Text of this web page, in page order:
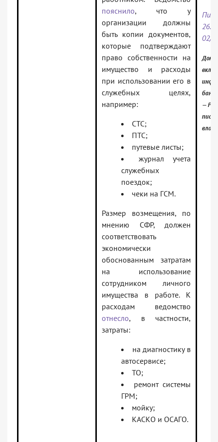
пояснило, что у
организации должны
быть копии документов,
которые подтверждают
право собственности на
имущество и расходы
при использовании его в
служебных целях,
например:
СТС;
ПТС;
путевые листы;
журнал учета
служебных
поездок;
чеки на ГСМ.
Размер возмещения, по
мнению СФР, должен
соответствовать
экономически
обоснованным затратам
на использование
сотрудником личного
имущества в работе. К
расходам ведомство
отнесло, в частности,
затраты:
на диагностику в
автосервисе;
ТО;
ремонт системы
ГРМ;
мойку;
КАСКО и ОСАГО.
02/
банк:
—